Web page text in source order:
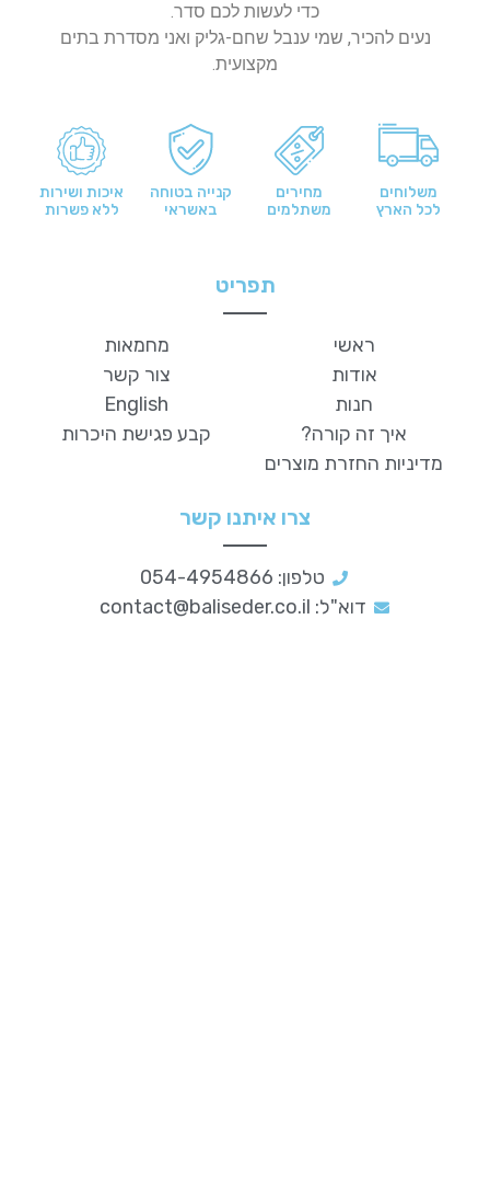
כדי לעשות לכם סדר.
נעים להכיר, שמי ענבל שחם-גליק ואני מסדרת בתים
מקצועית.
משלוחים
לכל הארץ
מחירים
משתלמים
קנייה בטוחה
באשראי
איכות ושירות
ללא פשרות
תפריט
ראשי
אודות
חנות
איך זה קורה?
מדיניות החזרת מוצרים
מחמאות
צור קשר
English
קבע פגישת היכרות
צרו איתנו קשר
טלפון: 054-4954866
דוא"ל: contact@baliseder.co.il